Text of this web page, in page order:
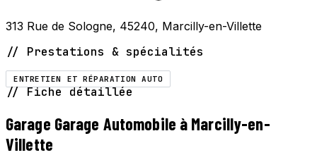
313 Rue de Sologne, 45240, Marcilly-en-Villette
// Prestations & spécialités
ENTRETIEN ET RÉPARATION AUTO
// Fiche détaillée
Garage Garage Automobile à Marcilly-en-
Villette